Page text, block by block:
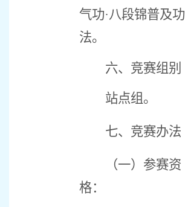
气功·八段锦普及功
法。
六、竞赛组别
站点组。
七、竞赛办法
（一）参赛资
格：